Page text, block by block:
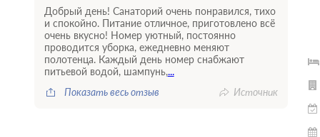
Добрый день! Санаторий очень понравился, тихо
и спокойно. Питание отличное, приготовлено всё
очень вкусно! Номер уютный, постоянно
проводится уборка, ежедневно меняют
полотенца. Каждый день номер снабжают
питьевой водой, шампунь,...
Показать весь отзыв
Источник